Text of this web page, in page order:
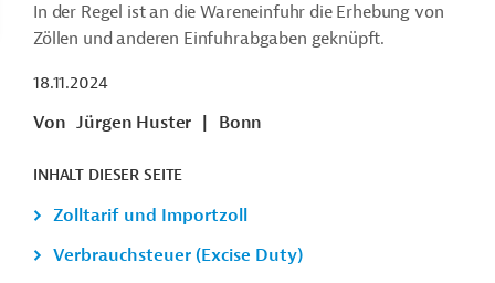
In der Regel ist an die Wareneinfuhr die Erhebung von
Zöllen und anderen Einfuhrabgaben geknüpft.
18.11.2024
Von Jürgen Huster Bonn
INHALT DIESER SEITE
Zolltarif und Importzoll
Verbrauchsteuer (Excise Duty)